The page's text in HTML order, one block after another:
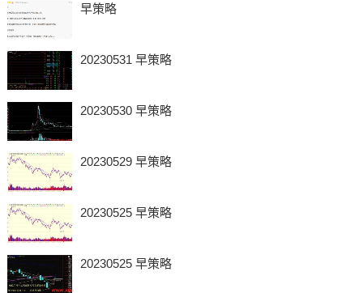
早策略
20230531 早策略
20230530 早策略
20230529 早策略
20230525 早策略
20230525 早策略